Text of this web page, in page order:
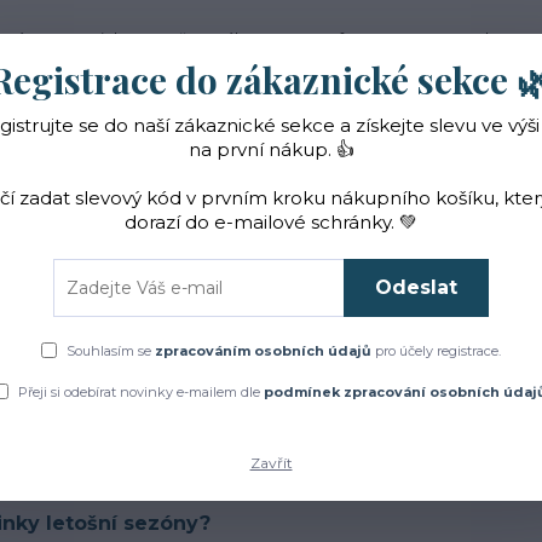
nás Novinky Vše o nákupu Reference Kontakt
Hledat
Blog Novinky na eshopu BIO, BIO bylinky a nové produkty z letošní
09 2021 Novinky na eshopu
BIO bylinky a nové produkty
letošní sezóny?
do zákaznické sekce
se do naší zákaznické sekce a získejte slevu ve výši
na první nákup. 👍
zadat slevový kód v prvním kroku nákupního košíku,
dorazí do e-mailové schránky. 💚
Odeslat
Souhlasím se zpracováním osobních údajů pro účely registrace.
Přeji si odebírat novinky e-mailem dle podmínek zpracování osobních
Zavřít